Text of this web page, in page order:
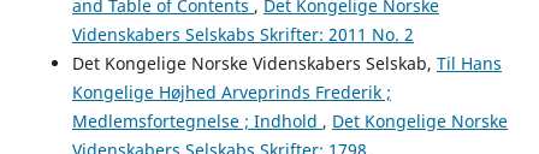
and Table of Contents , Det Kongelige Norske
Videnskabers Selskabs Skrifter: 2011 No. 2
Det Kongelige Norske Videnskabers Selskab, Til Hans
Kongelige Højhed Arveprinds Frederik ;
Medlemsfortegnelse ; Indhold , Det Kongelige Norske